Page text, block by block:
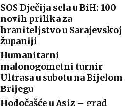
SOS Dječija sela u BiH: 100
novih prilika za
hraniteljstvo u Sarajevskoj
županiji
Humanitarni
malonogometni turnir
Ultrasa u subotu na Bijelom
Brijegu
Hodočašće u Asiz – grad